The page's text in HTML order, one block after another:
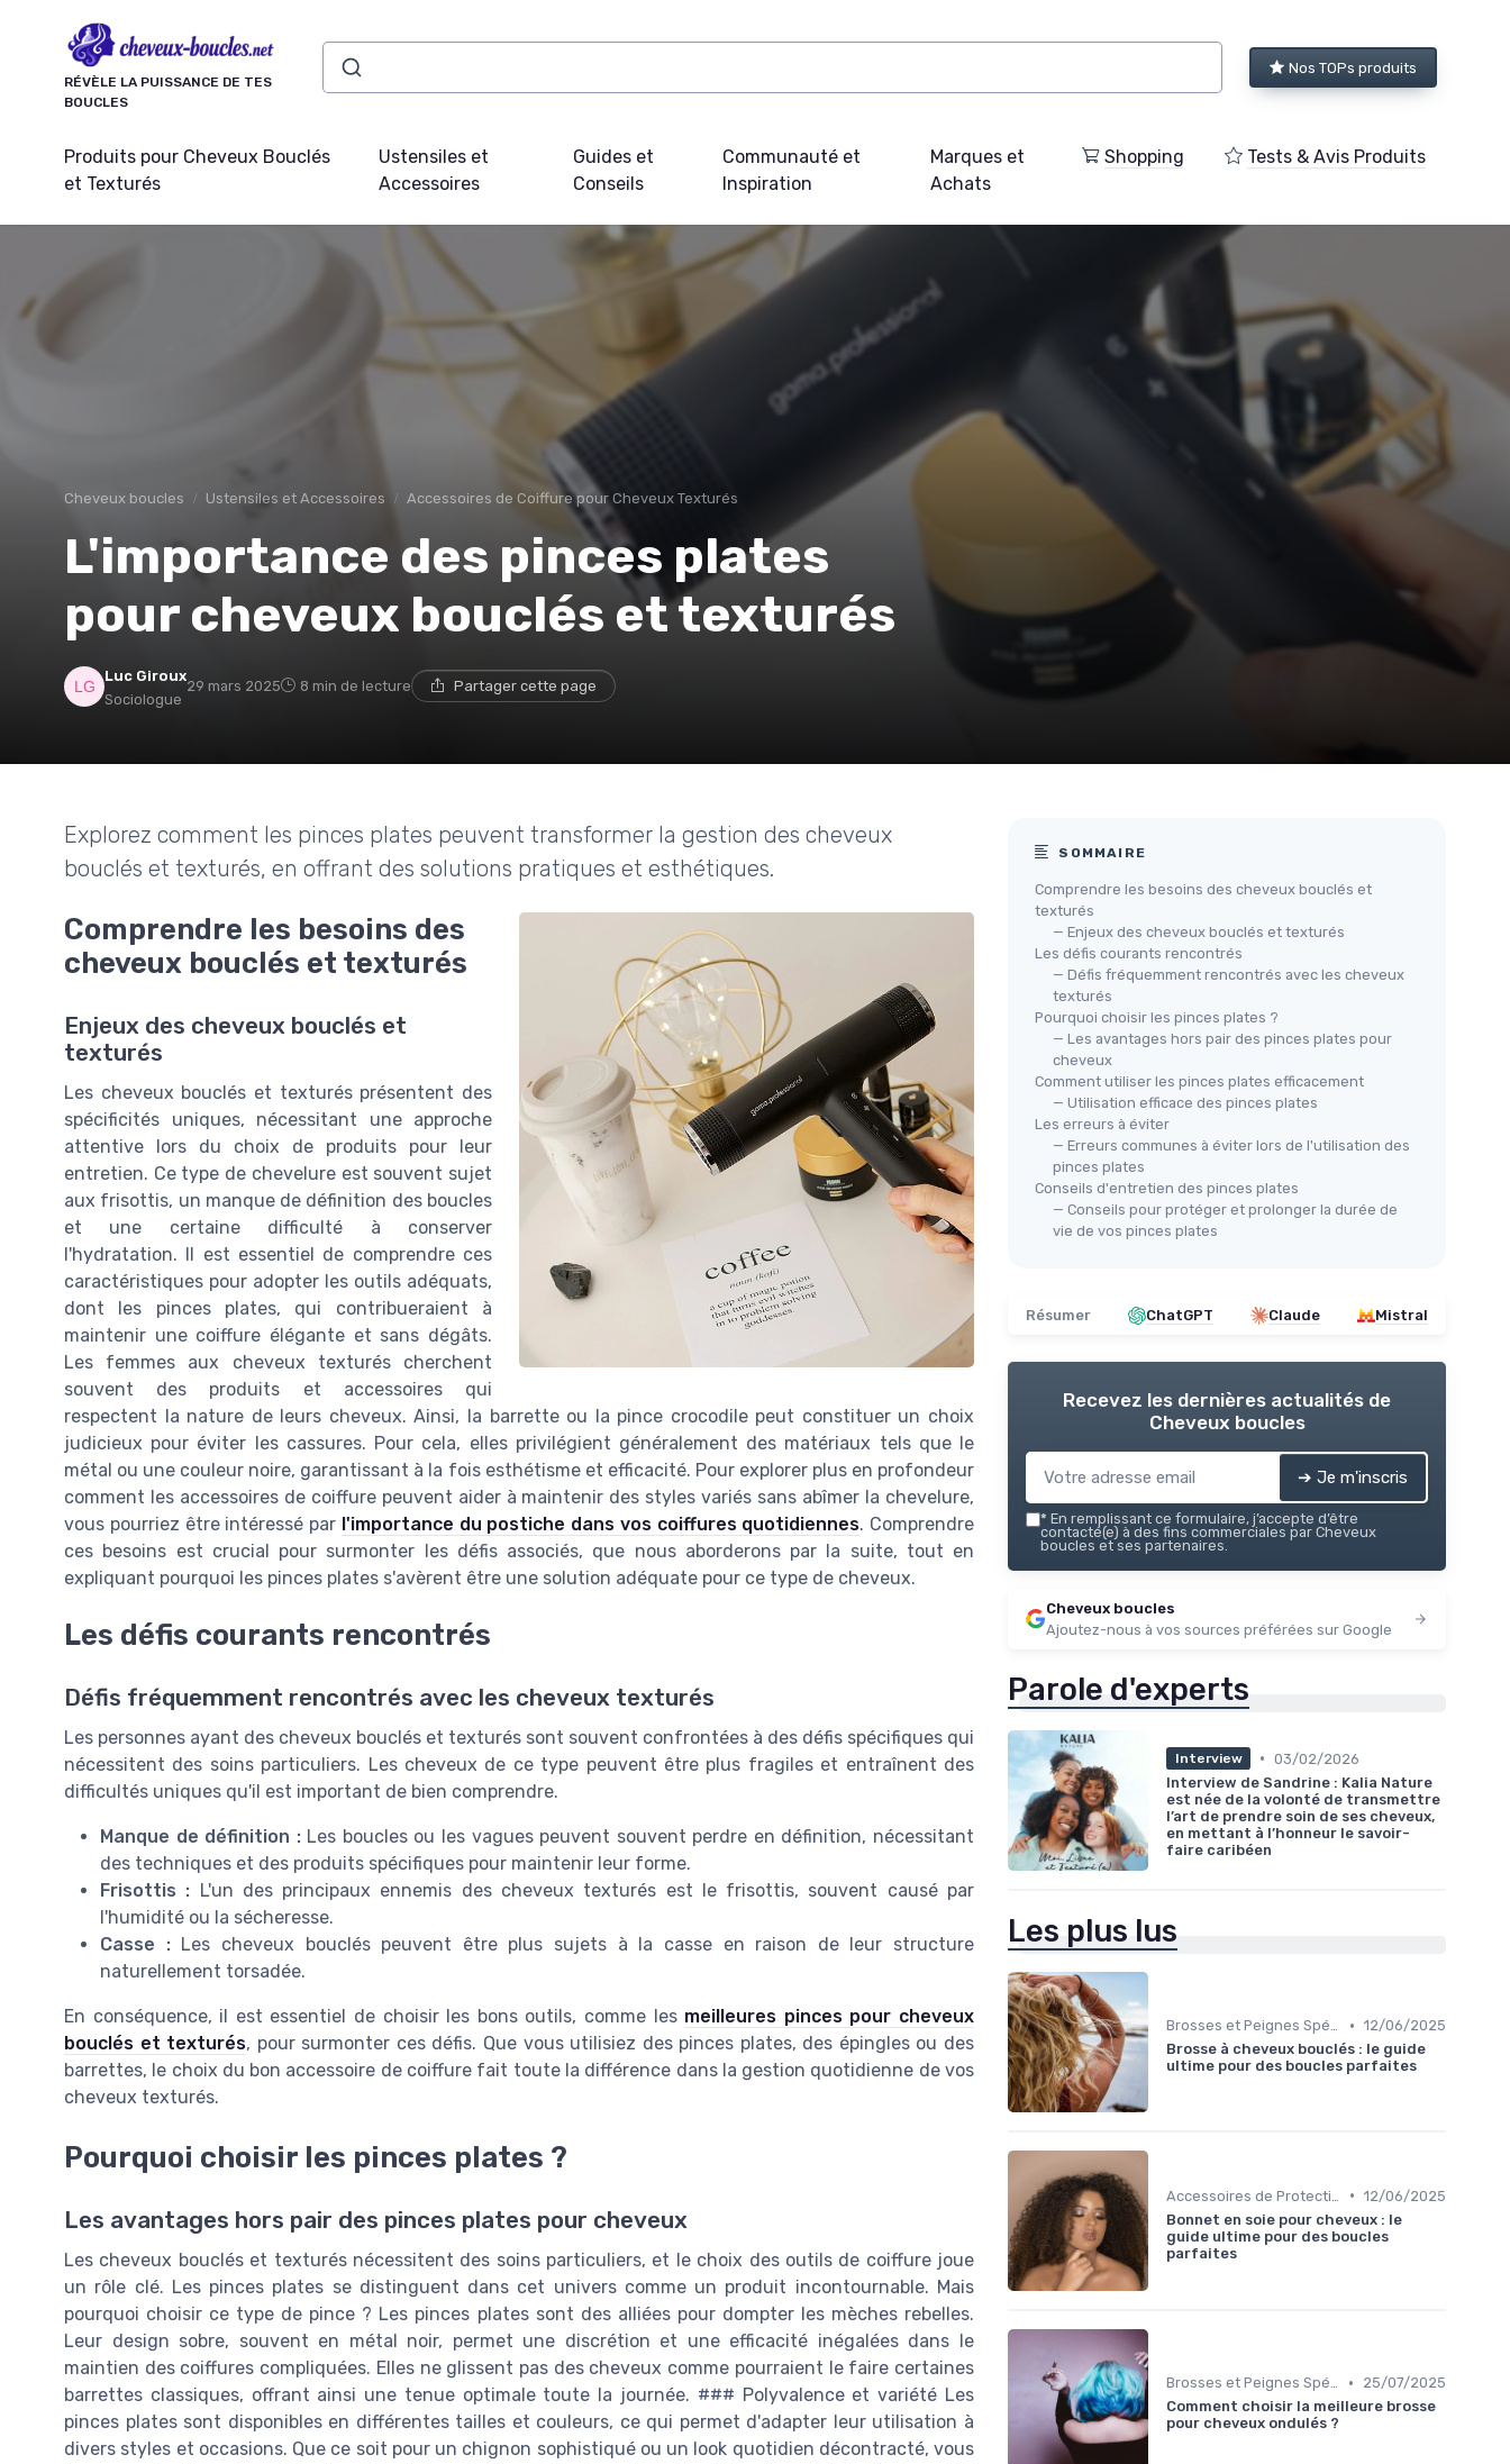
RÉVÈLE LA PUISSANCE DE TES
BOUCLES
Nos TOPs produits
Produits pour Cheveux Bouclés
et Texturés
Ustensiles et
Accessoires
Guides et
Conseils
Communauté et
Inspiration
Marques et
Achats
Shopping Tests & Avis Produits
Cheveux boucles Ustensiles et Accessoires Accessoires de Coiffure pour Cheveux Texturés
L'importance des pinces plates
pour cheveux bouclés et texturés
Luc Giroux
Sociologue
29 mars 2025 8 min de lecture Partager cette page
Explorez comment les pinces plates peuvent transformer la gestion des cheveux
bouclés et texturés, en offrant des solutions pratiques et esthétiques.
Comprendre les besoins des
cheveux bouclés et texturés
Enjeux des cheveux bouclés et
texturés
Les cheveux bouclés et texturés présentent des
spécificités uniques, nécessitant une approche
attentive lors du choix de produits pour leur
entretien. Ce type de chevelure est souvent sujet
aux frisottis, un manque de définition des boucles
et une certaine difficulté à conserver
l'hydratation. Il est essentiel de comprendre ces
caractéristiques pour adopter les outils adéquats,
dont les pinces plates, qui contribueraient à
maintenir une coiffure élégante et sans dégâts.
Les femmes aux cheveux texturés cherchent
souvent des produits et accessoires qui
respectent la nature de leurs cheveux. Ainsi, la barrette ou la pince crocodile peut constituer un choix
judicieux pour éviter les cassures. Pour cela, elles privilégient généralement des matériaux tels que le
métal ou une couleur noire, garantissant à la fois esthétisme et efficacité. Pour explorer plus en profondeur
comment les accessoires de coiffure peuvent aider à maintenir des styles variés sans abîmer la chevelure,
vous pourriez être intéressé par l'importance du postiche dans vos coiffures quotidiennes. Comprendre
ces besoins est crucial pour surmonter les défis associés, que nous aborderons par la suite, tout en
expliquant pourquoi les pinces plates s'avèrent être une solution adéquate pour ce type de cheveux.
Les défis courants rencontrés
Défis fréquemment rencontrés avec les cheveux texturés
Les personnes ayant des cheveux bouclés et texturés sont souvent confrontées à des défis spécifiques qui
nécessitent des soins particuliers. Les cheveux de ce type peuvent être plus fragiles et entraînent des
difficultés uniques qu'il est important de bien comprendre.
Manque de définition :Les boucles ou les vagues peuvent souvent perdre en définition, nécessitant
des techniques et des produits spécifiques pour maintenir leur forme.
Frisottis : L'un des principaux ennemis des cheveux texturés est le frisottis, souvent causé par
l'humidité ou la sécheresse.
Casse :Les cheveux bouclés peuvent être plus sujets à la casse en raison de leur structure
naturellement torsadée.
En conséquence, il est essentiel de choisir les bons outils, comme les meilleures pinces pour cheveux
bouclés et texturés, pour surmonter ces défis. Que vous utilisiez des pinces plates, des épingles ou des
barrettes, le choix du bon accessoire de coiffure fait toute la différence dans la gestion quotidienne de vos
cheveux texturés.
Pourquoi choisir les pinces plates ?
Les avantages hors pair des pinces plates pour cheveux
Les cheveux bouclés et texturés nécessitent des soins particuliers, et le choix des outils de coiffure joue
un rôle clé. Les pinces plates se distinguent dans cet univers comme un produit incontournable. Mais
pourquoi choisir ce type de pince ? Les pinces plates sont des alliées pour dompter les mèches rebelles.
Leur design sobre, souvent en métal noir, permet une discrétion et une efficacité inégalées dans le
maintien des coiffures compliquées. Elles ne glissent pas des cheveux comme pourraient le faire certaines
barrettes classiques, offrant ainsi une tenue optimale toute la journée. ### Polyvalence et variété Les
pinces plates sont disponibles en différentes tailles et couleurs, ce qui permet d'adapter leur utilisation à
divers styles et occasions. Que ce soit pour un chignon sophistiqué ou un look quotidien décontracté, vous
SOMMAIRE
Comprendre les besoins des cheveux bouclés et
texturés
— Enjeux des cheveux bouclés et texturés
Les défis courants rencontrés
— Défis fréquemment rencontrés avec les cheveux
texturés
Pourquoi choisir les pinces plates ?
— Les avantages hors pair des pinces plates pour
cheveux
Comment utiliser les pinces plates efficacement
— Utilisation efficace des pinces plates
Les erreurs à éviter
— Erreurs communes à éviter lors de l'utilisation des
pinces plates
Conseils d'entretien des pinces plates
— Conseils pour protéger et prolonger la durée de
vie de vos pinces plates
Résumer ChatGPT Claude Mistral
Recevez les dernières actualités de
Cheveux boucles
➔ Je m'inscris
* En remplissant ce formulaire, j’accepte d’être
contacté(e) à des fins commerciales par Cheveux
boucles et ses partenaires.
Cheveux boucles
Ajoutez-nous à vos sources préférées sur Google
Parole d'experts
Interview • 03/02/2026
Interview de Sandrine : Kalia Nature
est née de la volonté de transmettre
l’art de prendre soin de ses cheveux,
en mettant à l’honneur le savoir-
faire caribéen
Les plus lus
Brosses et Peignes Spéciaux • 12/06/2025
Brosse à cheveux bouclés : le guide
ultime pour des boucles parfaites
• 12/06/2025
Bonnet en soie pour cheveux : le
guide ultime pour des boucles
parfaites
Brosses et Peignes Spéciaux •
25/07/2025
Comment choisir la meilleure brosse
pour cheveux ondulés ?